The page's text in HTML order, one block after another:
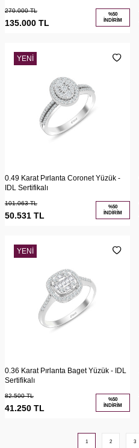
270.000TL
135.000 TL
%50
İNDIRIM
YENI
0.49 Karat Pırlanta Coronet Yüzük -
IDL Sertifikalı
101.063TL
50.531 TL
%50
İNDIRIM
YENI
0.36 Karat Pırlanta Baget Yüzük - IDL
Sertifikalı
82.500TL
41.250 TL
%50
İNDIRIM
1 2 3